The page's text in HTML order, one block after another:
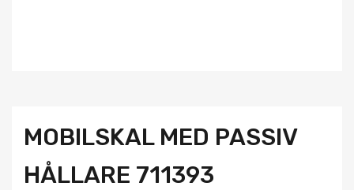
MOBILSKAL MED PASSIV
HÅLLARE 711393